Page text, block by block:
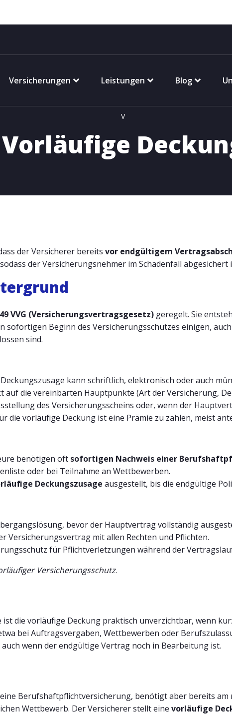
Versicherungen Leistungen Blog
V
Vorläufige
der Versicherer bereits vor endgültigem
der Versicherungsnehmer im Schadenfall abgesichert
VVG (Versicherungsvertragsgesetz) geregelt. Sie
sofortigen Beginn des Versicherungsschutzes einigen,
sind.
Deckungszusage kann schriftlich, elektronisch oder auch
auf die vereinbarten Hauptpunkte (Art der Versicherung,
des Versicherungsscheins oder, wenn der
die vorläufige Deckung ist eine Prämie zu zahlen, meist
benötigen oft sofortigen Nachweis einer
oder bei Teilnahme an Wettbewerben.
Deckungszusage ausgestellt, bis die endgültige
bevor der Hauptvertrag vollständig
Versicherungsvertrag mit allen Rechten und Pflichten.
für Pflichtverletzungen während der
Versicherungsschutz.
die vorläufige Deckung praktisch unverzichtbar, wenn
bei Auftragsvergaben, Wettbewerben oder
wenn der endgültige Vertrag noch in Bearbeitung ist.
Berufshaftpflichtversicherung, benötigt aber bereits am
Wettbewerb. Der Versicherer stellt eine vorläufige